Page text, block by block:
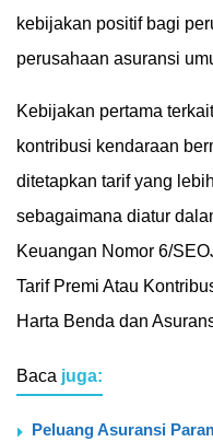
kebijakan positif bagi
perusahaan asuransi
Kebijakan pertama
kontribusi kendaraan
ditetapkan tarif yang
sebagaimana diatur
Keuangan Nomor 6/
Tarif Premi Atau
Harta Benda dan
Baca juga:
Peluang Asuransi